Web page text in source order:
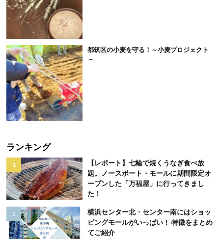
都筑区の小麦を守る！～小麦プロジェクト
～
ランキング
【レポート】七輪で焼くうなぎ食べ放
題。ノースポート・モールに期間限定オ
ープンした「万福屋」に行ってきまし
た！
横浜センター北・センター南にはショッ
ピングモールがいっぱい！ 特徴をまとめ
てご紹介